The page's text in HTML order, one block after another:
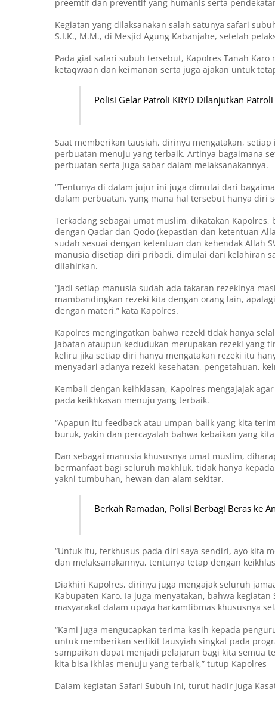
preemtif dan preventif yang humanis serta
Kegiatan yang dilaksanakan salah satunya safari
S.I.K., M.M., di Mesjid Agung Kabanjahe, setelah
Pada giat safari subuh tersebut, Kapolres Tanah
ketaqwaan dan keimanan serta juga ajakan untuk
Polisi Gelar Patroli KRYD Dilanjutkan
Saat memberikan tausiah, dirinya mengatakan,
perbuatan menuju yang terbaik. Artinya bagaimana
perbuatan serta juga sabar dalam melaksanakannya.
“Tentunya di dalam jujur ini juga dimulai dari
dalam perbuatan, yang mana hal tersebut hanya diri
Terkadang sebagai umat muslim, dikatakan
dengan Qadar dan Qodo (kepastian dan ketentuan
sudah sesuai dengan ketentuan dan kehendak Allah
manusia disetiap diri pribadi, dimulai dari kelahiran
dilahirkan.
“Jadi setiap manusia sudah ada takaran rezekinya
mambandingkan rezeki kita dengan orang lain,
dengan materi,” kata Kapolres.
Kapolres mengingatkan bahwa rezeki tidak hanya
jabatan ataupun kedudukan merupakan rezeki yang
keliru jika setiap diri hanya mengatakan rezeki itu
menyadari adanya rezeki kesehatan, pengetahuan,
Kembali dengan keihklasan, Kapolres mengajajak
pada keikhkasan menuju yang terbaik.
“Apapun itu feedback atau umpan balik yang kita
buruk, yakin dan percayalah bahwa kebaikan yang
Dan sebagai manusia khususnya umat muslim,
bermanfaat bagi seluruh makhluk, tidak hanya
yakni tumbuhan, hewan dan alam sekitar.
Berkah Ramadan, Polisi Berbagi Beras ke
“Untuk itu, terkhusus pada diri saya sendiri, ayo kita
dan melaksanakannya, tentunya tetap dengan
Diakhiri Kapolres, dirinya juga mengajak seluruh
Kabupaten Karo. Ia juga menyatakan, bahwa
masyarakat dalam upaya harkamtibmas khususnya
“Kami juga mengucapkan terima kasih kepada
untuk memberikan sedikit tausyiah singkat pada
sampaikan dapat menjadi pelajaran bagi kita semua
kita bisa ikhlas menuju yang terbaik,” tutup Kapolres
Dalam kegiatan Safari Subuh ini, turut hadir juga